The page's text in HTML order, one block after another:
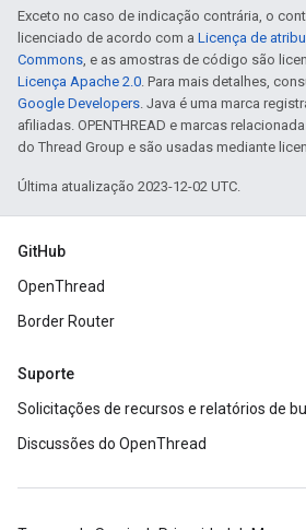
Exceto no caso de indicação contrária, o
licenciado de acordo com a Licença de
Commons, e as amostras de código são
Licença Apache 2.0. Para mais detalhes,
Google Developers. Java é uma marca
afiliadas. OPENTHREAD e marcas
do Thread Group e são usadas mediante
Última atualização 2023-12-02 UTC.
GitHub
OpenThread
Border Router
Suporte
Solicitações de recursos e relatórios de
Discussões do OpenThread